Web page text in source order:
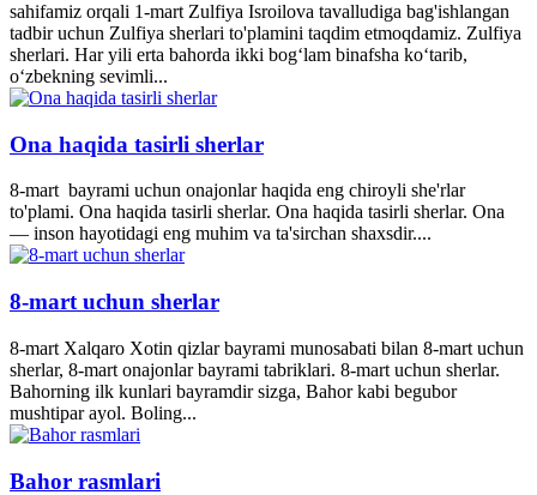
sahifamiz orqali 1-mart Zulfiya Isroilova tavalludiga bag'ishlangan
tadbir uchun Zulfiya sherlari to'plamini taqdim etmoqdamiz. Zulfiya
sherlari. Har yili erta bahorda ikki bogʻlam binafsha koʻtarib,
oʻzbekning sevimli...
Ona haqida tasirli sherlar
8-mart bayrami uchun onajonlar haqida eng chiroyli she'rlar
to'plami. Ona haqida tasirli sherlar. Ona haqida tasirli sherlar. Ona
— inson hayotidagi eng muhim va ta'sirchan shaxsdir....
8-mart uchun sherlar
8-mart Xalqaro Xotin qizlar bayrami munosabati bilan 8-mart uchun
sherlar, 8-mart onajonlar bayrami tabriklari. 8-mart uchun sherlar.
Bahorning ilk kunlari bayramdir sizga, Bahor kabi begubor
mushtipar ayol. Boling...
Bahor rasmlari